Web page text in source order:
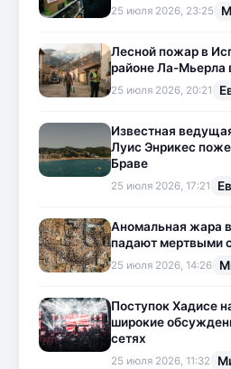
25 июля 2026, 23:25
Лесной пожар в
районе Ла-Мьерла
25 июля 2026, 20:21
Известная
Луис Энрикес
Браве
25 июля 2026, 17:21
Аномальная жара
падают мертвыми
25 июля 2026, 14:26
Поступок Хадисе
широкие
сетях
25 июля 2026, 11:32